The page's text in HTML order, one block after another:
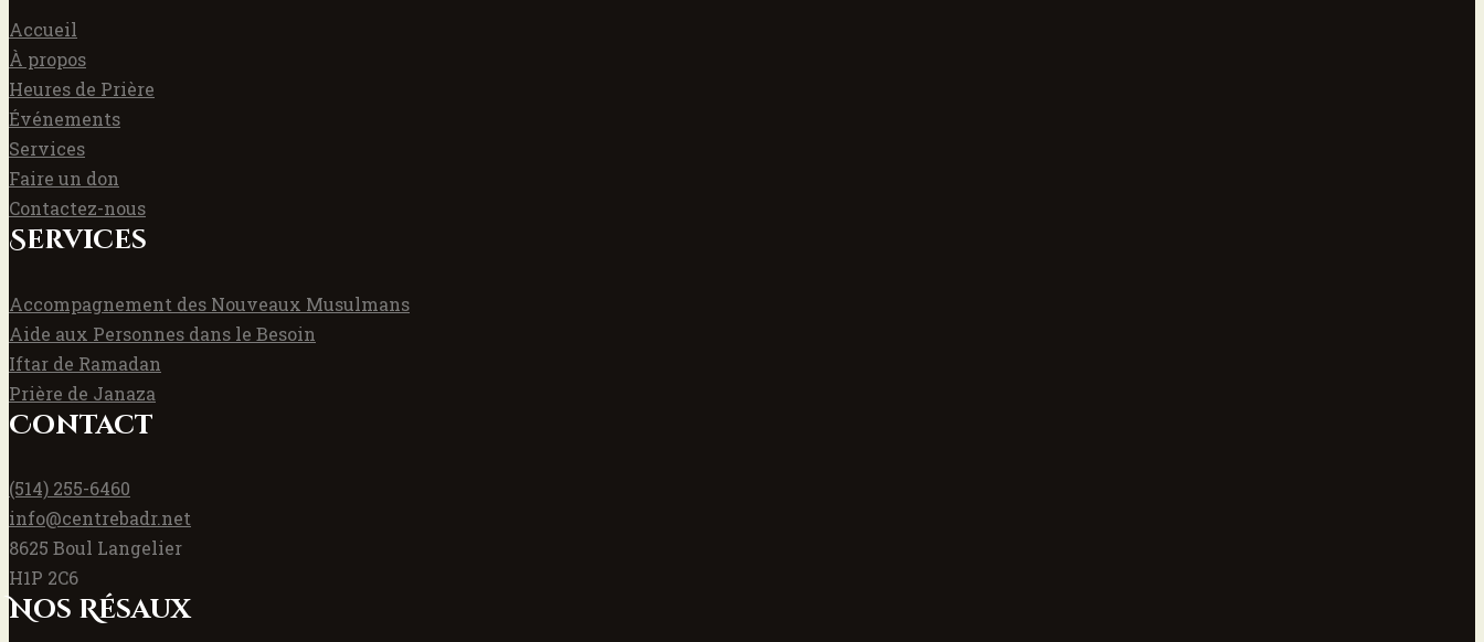
Accueil
À propos
Heures de Prière
Événements
Services
Faire un don
Contactez-nous
Services
Accompagnement des Nouveaux Musulmans
Aide aux Personnes dans le Besoin
Iftar de Ramadan
Prière de Janaza
Contact
(514) 255-6460
info@centrebadr.net
8625 Boul Langelier
H1P 2C6
Nos Résaux